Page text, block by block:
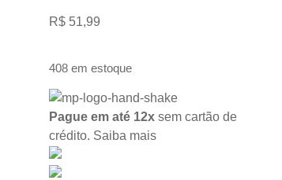
R$ 51,99
408 em estoque
Pague em até 12x sem cartão de
crédito. Saiba mais